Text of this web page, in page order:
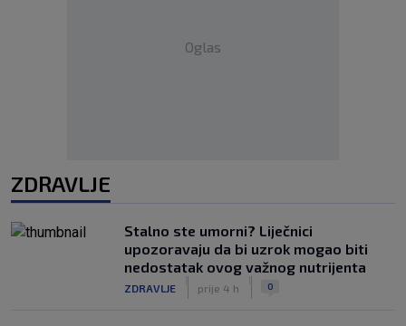
Oglas
ZDRAVLJE
Stalno ste umorni? Liječnici
upozoravaju da bi uzrok mogao biti
nedostatak ovog važnog nutrijenta
ZDRAVLJE prije 4 h 0